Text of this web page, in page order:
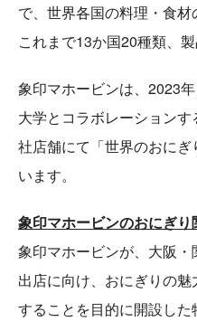
で、世界各国の料理・食
これまで13か国20種類、
象印マホービンは、2023
大学とコラボレーション
社店舗にて「世界のおに
います。
象印マホービンのおにぎ
象印マホービンが、大阪
出店に向け、おにぎりの
することを目的に開設した